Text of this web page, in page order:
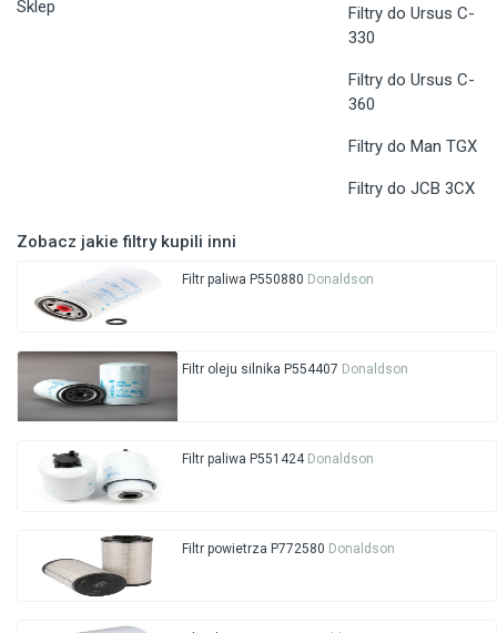
Sklep
Filtry do Ursus C-
330
Filtry do Ursus C-
360
Filtry do Man TGX
Filtry do JCB 3CX
Zobacz jakie filtry kupili inni
Filtr paliwa P550880 Donaldson
Filtr oleju silnika P554407 Donaldson
Filtr paliwa P551424 Donaldson
Filtr powietrza P772580 Donaldson